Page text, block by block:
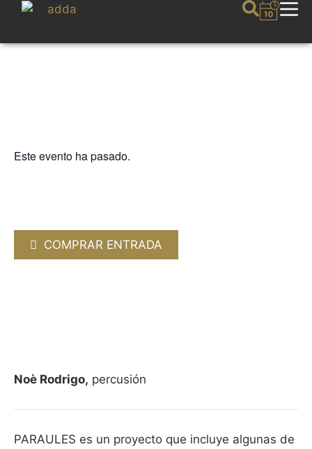
Este evento ha pasado.
COMPRAR ENTRADA
Noè Rodrigo, percusión
PARAULES es un proyecto que incluye algunas de